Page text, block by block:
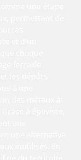
des métaux à
à Épaviste,
une
une alternative
inutilisés. En